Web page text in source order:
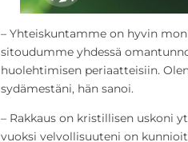
– Yhteiskuntamme on hyvin
sitoudumme yhdessä
huolehtimisen periaatteisiin.
sydämestäni, hän sanoi.
– Rakkaus on kristillisen uskoni
vuoksi velvollisuuteni on